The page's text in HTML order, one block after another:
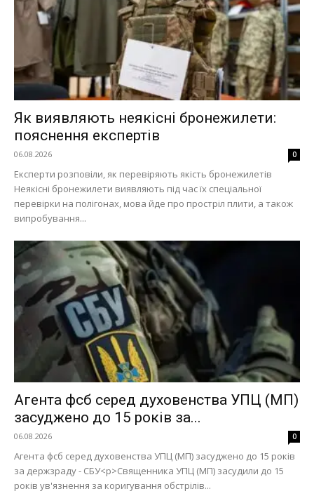
Як виявляють неякісні бронежилети:
пояснення експертів
06.08.2026 0
Експерти розповіли, як перевіряють якість бронежилетів
Неякісні бронежилети виявляють під час їх спеціальної
перевірки на полігонах, мова йде про простріл плити, а також
випробування...
Агента фсб серед духовенства УПЦ (МП)
засуджено до 15 років за...
06.08.2026 0
Агента фсб серед духовенства УПЦ (МП) засуджено до 15 років
за держзраду - СБУ<p>Священника УПЦ (МП) засудили до 15
років ув'язнення за коригування обстрілів...